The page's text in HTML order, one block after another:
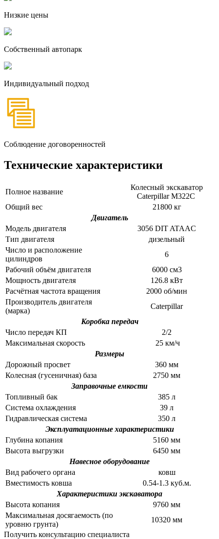
Низкие цены
Собственный автопарк
Индивидуальный подход
Соблюдение договоренностей
Технические характеристики
Полное название
Колесный экскаватор
Caterpillar M322C
Общий вес
21800 кг
Двигатель
Модель двигателя
3056 DIT ATAAC
Тип двигателя
дизельный
Число и расположение
цилиндров
6
Рабочий объём двигателя
6000 см3
Мощность двигателя
126.8 кВт
Расчётная частота вращения
2000 об/мин
Производитель двигателя
(марка)
Caterpillar
Коробка передач
Число передач КП
2/2
Максимальная скорость
25 км/ч
Размеры
Дорожный просвет
360 мм
Колесная (гусеничная) база
2750 мм
Заправочные емкости
Топливный бак
385 л
Система охлаждения
39 л
Гидравлическая система
350 л
Эксплуатационные характеристики
Глубина копания
5160 мм
Высота выгрузки
6450 мм
Навесное оборудование
Вид рабочего органа
ковш
Вместимость ковша
0.54-1.3 куб.м.
Характеристики экскаватора
Высота копания
9760 мм
Максимальная досягаемость (по
уровню грунта)
10320 мм
Получить консультацию специалиста